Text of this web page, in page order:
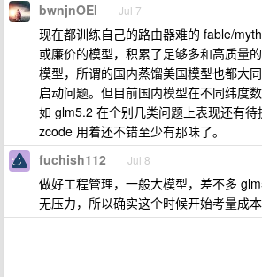
bwnjnOEI Jul 7
现在都训练自己的路由器难的 fable/
或廉价的模型，积累了足够多和高质量
模型，所谓的国内蒸馏美国模型也都大
启动问题。但目前国内模型在不同纬度
如 glm5.2 在个别几类问题上表现还有
zcode 用着还不错至少有那味了。
fuchish112 Jul 8
做好工程管理，一般大模型，差不多
无压力，所以确实这个时候开始考量成